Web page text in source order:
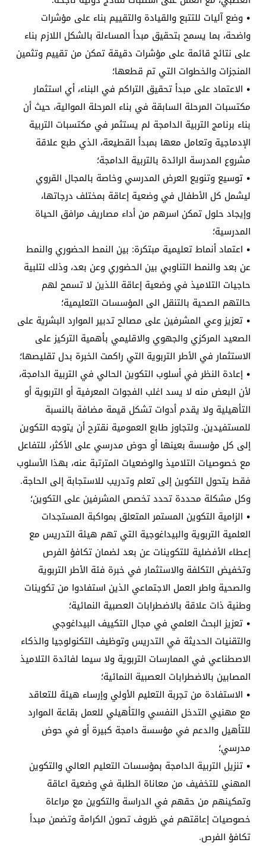
• وضع آليات للتتبع والقيادة والتقييم بناء على مؤشرات
واضحة، بما يسمح بتحقيق مبدأ المساءلة بالشكل اللازم بناء
على نتائج قائمة على مؤشرات دقيقة تمكن من تقييم وتثمين
المنجزات والخطوات التي تم قطعها؛
• الاعتماد على مبدأ تحقيق التراكم في البناء، أي استثمار
مكتسبات المرحلة السابقة في بناء المرحلة الموالية، حيث أن
بناء برنامج التربية الدامجة لم يستثمر في مكتسبات التربية
الإدماجية وتعامل معها بمبدأ القطيعة، الذي طبع علاقة
مشروع المدرسة الرائدة بالتربية الدامجة؛
• توسيع وتنويع العرض المدرسي وخاصة بالمجال القروي
ليشمل كل الأطفال في وضعية إعاقة بمختلف درجاتها،
وإيجاد حلول تمكن اسرهم من أداء مصاريف مرافق الحياة
المدرسية؛
• اعتماد أنماط تعليمية مبتكرة: بين النمط الحضوري والنمط
عن بعد والنمط التناوبي بين الحضوري وعن بعد، وذلك لتلبية
حاجيات التلاميذ في وضعية إعاقة اللذين لا تسمح لهم
حالتهم الصحية بالتنقل الى المؤسسات التعليمية؛
• تعزيز وعي المشرفين على مصالح تدبير الموارد البشرية على
الصعيد المركزي والجهوي والاقليمي بأهمية التركيز على
الاستثمار في الأطر التربوية التي راكمت الخبرة بدل تقليصها؛
• إعادة النظر في أسلوب التكوين الحالي في التربية الدامجة،
لأن البعض منه لا يسد اغلب الفجوات المعرفية أو التربوية أو
التأهيلية ولا يقدم أدوات تشكل قيمة مضافة بالنسبة
للمستفيدين. ولتجاوز طابع العمومية نقترح أن يتوجه التكوين
إلى كل مؤسسة بعينها أو حوض مدرسي على الأكثر، للتفاعل
مع خصوصيات التلاميذ والوضعيات المترتبة عنه، بهذا الأسلوب
فقط يتحول التكوين إلى تعلم وتدريب للاستجابة إلى الحاجة.
وكل مشكلة محددة تحدد تخصص المشرفين على التكوين؛
• الزامية التكوين المستمر المتعلق بمواكبة المستجدات
العلمية التربوية والبيداغوجية التي تهم هيئة التدريس مع
إعطاء الأفضلية للتكوينات عن بعد لضمان تكافؤ الفرص
وتخفيض التكلفة والاستثمار في خبرة فئة الأطر التربوية
والصحية واطر العمل الاجتماعي الذين استفادوا من تكوينات
وطنية ذات علاقة بالاضطرابات العصبية النمائية؛
• تعزيز البحث العلمي في مجال التكييف البيداغوجي
والتقنيات الحديثة في التدريس وتوظيف التكنولوجيا والذكاء
الاصطناعي في الممارسات التربوية ولا سيما لفائدة التلاميذ
المصابين بالاضطرابات العصبية النمائية؛
• الاستفادة من تجربة التعليم الأولي وإرساء هيئة للتعاقد
مع مهنيي التدخل النفسي والتأهيلي للعمل بقاعة الموارد
للتأهيل والدعم في مؤسسة دامجة كبيرة أو في حوض
مدرسي؛
• تنزيل التربية الدامجة بمؤسسات التعليم العالي والتكوين
المهني للتخفيف من معاناة الطلبة في وضعية اعاقة
وتمكينهم من حقهم في الدراسة والتكوين مع مراعاة
خصوصيات إعاقتهم في ظروف تصون الكرامة وتضمن مبدأ
تكافؤ الفرص.